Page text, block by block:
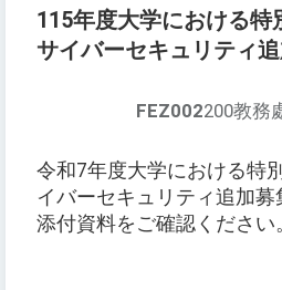
115年度大学における特
サイバーセキュリティ
FEZ002200教務
令和7年度大学における特
イバーセキュリティ追加募
添付資料をご確認ください